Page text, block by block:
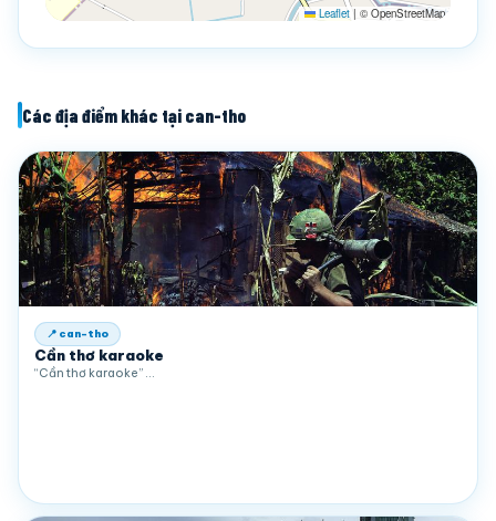
Leaflet | © OpenStreetMap
Các địa điểm khác tại can-tho
📍 can-tho
Cần thơ karaoke
“Cần thơ karaoke” …